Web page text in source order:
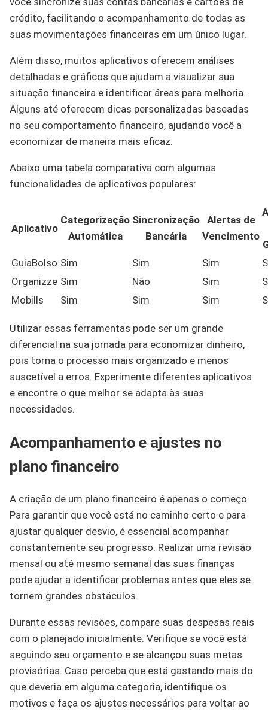
crédito, facilitando o acompanhamento de todas as
suas movimentações financeiras em um único lugar.
Além disso, muitos aplicativos oferecem análises
detalhadas e gráficos que ajudam a visualizar sua
situação financeira e identificar áreas para melhoria.
Alguns até oferecem dicas personalizadas baseadas
no seu comportamento financeiro, ajudando você a
economizar de maneira mais eficaz.
Abaixo uma tabela comparativa com algumas
funcionalidades de aplicativos populares:
Aplicativo
Categorização
Automática
Sincronização
Bancária
Alertas de
Vencimento
GuiaBolso Sim Sim Sim
Organizze Sim Não Sim
Mobills
Sim Sim Sim
Utilizar essas ferramentas pode ser um grande
diferencial na sua jornada para economizar dinheiro,
pois torna o processo mais organizado e menos
suscetível a erros. Experimente diferentes aplicativos
e encontre o que melhor se adapta às suas
necessidades.
Acompanhamento e ajustes no
plano financeiro
A criação de um plano financeiro é apenas o começo.
Para garantir que você está no caminho certo e para
ajustar qualquer desvio, é essencial acompanhar
constantemente seu progresso. Realizar uma revisão
mensal ou até mesmo semanal das suas finanças
pode ajudar a identificar problemas antes que eles se
tornem grandes obstáculos.
Durante essas revisões, compare suas despesas reais
com o planejado inicialmente. Verifique se você está
seguindo seu orçamento e se alcançou suas metas
provisórias. Caso perceba que está gastando mais do
que deveria em alguma categoria, identifique os
motivos e faça os ajustes necessários para voltar ao